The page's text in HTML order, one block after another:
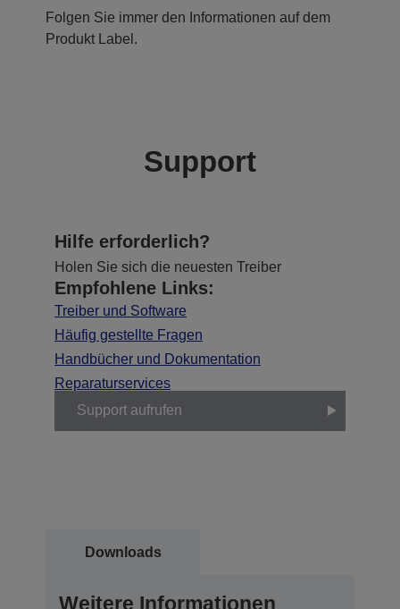
Folgen Sie immer den Informationen auf dem
Produkt Label.
Support
Hilfe erforderlich?
Holen Sie sich die neuesten Treiber
Empfohlene Links:
Treiber und Software
Häufig gestellte Fragen
Handbücher und Dokumentation
Reparaturservices
Support aufrufen
Downloads
Weitere Informationen